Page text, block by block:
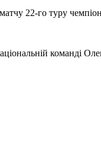
22-го туру
команді